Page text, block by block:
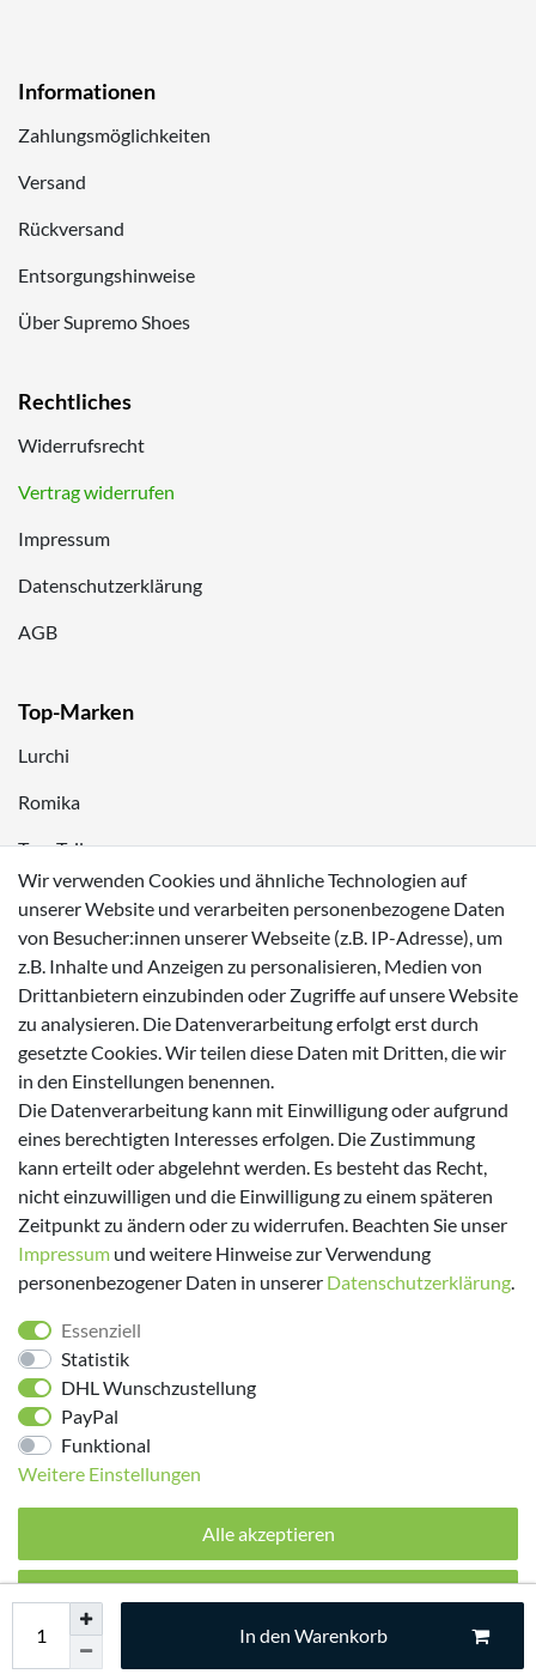
In den Warenkorb
Informationen
Zahlungsmöglichkeiten
Versand
Rückversand
Entsorgungshinweise
Über Supremo Shoes
Rechtliches
Widerrufsrecht
Vertrag widerrufen
Impressum
Datenschutzerklärung
AGB
Top-Marken
Lurchi
Romika
Tom Tailor
Zahlungsmöglichkeiten
Versanddienstleister
Folge uns!
© 2026 made by Supremo | Alle Rechte vorbehalten.
Wir verwenden Cookies und ähnliche Technologien auf
unserer Website und verarbeiten personenbezogene Daten
von Besucher:innen unserer Webseite (z.B. IP-Adresse), um
z.B. Inhalte und Anzeigen zu personalisieren, Medien von
Drittanbietern einzubinden oder Zugriffe auf unsere Website
zu analysieren. Die Datenverarbeitung erfolgt erst durch
gesetzte Cookies. Wir teilen diese Daten mit Dritten, die wir
in den Einstellungen benennen.
Die Datenverarbeitung kann mit Einwilligung oder aufgrund
eines berechtigten Interesses erfolgen. Die Zustimmung
kann erteilt oder abgelehnt werden. Es besteht das Recht,
nicht einzuwilligen und die Einwilligung zu einem späteren
Zeitpunkt zu ändern oder zu widerrufen. Beachten Sie unser
Impressum und weitere Hinweise zur Verwendung
personenbezogener Daten in unserer Daten­schutz­erklärung.
Essenziell
Statistik
DHL Wunschzustellung
PayPal
Funktional
Weitere Einstellungen
Alle akzeptieren